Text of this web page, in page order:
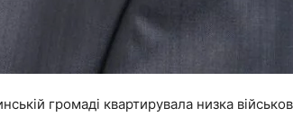
громаді квартирувала низка